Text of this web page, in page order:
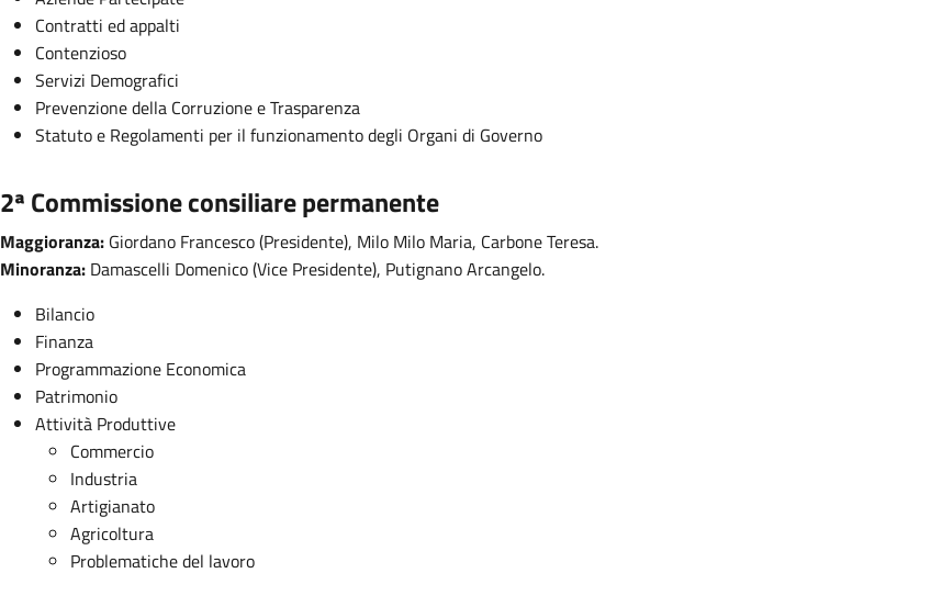
Contratti ed appalti
Contenzioso
Servizi Demografici
Prevenzione della Corruzione e Trasparenza
Statuto e Regolamenti per il funzionamento degli Organi di Governo
2ªCommissione consiliare permanente
Maggioranza: Giordano Francesco (Presidente), Milo Milo Maria, Carbone Teresa.
Minoranza: Damascelli Domenico (Vice Presidente), Putignano Arcangelo.
Bilancio
Finanza
Programmazione Economica
Patrimonio
Attività Produttive
Commercio
Industria
Artigianato
Agricoltura
Problematiche del lavoro